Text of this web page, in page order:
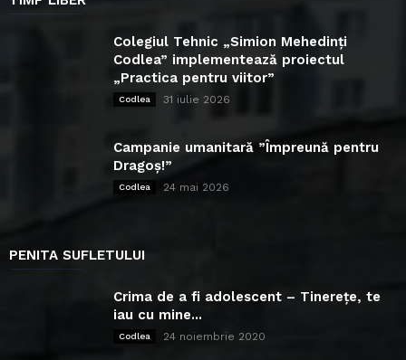
Colegiul Tehnic „Simion Mehedinți
Codlea” implementează proiectul
„Practica pentru viitor”
Codlea 31 iulie 2026
Campanie umanitară ”Împreună pentru
Dragoș!”
Codlea 24 mai 2026
PENITA SUFLETULUI
Crima de a fi adolescent – Tinerețe, te
iau cu mine...
Codlea 24 noiembrie 2020